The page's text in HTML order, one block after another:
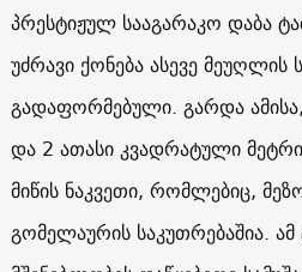
პრესტიჟულ სააგარაკო დაბა
უძრავი ქონება ასევე მეუღლის
გადაფორმებული. გარდა
და 2 ათასი კვადრატული
მიწის ნაკვეთი, რომლებიც,
გომელაურის საკუთრებაშია.